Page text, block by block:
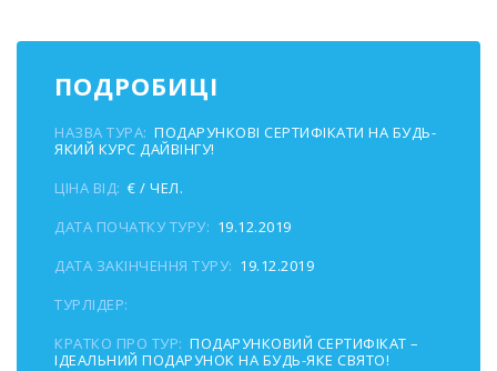
ПОДРОБИЦІ
НАЗВА ТУРА: ПОДАРУНКОВІ СЕРТИФІКАТИ НА БУДЬ-
ЯКИЙ КУРС ДАЙВІНГУ!
ЦІНА ВІД: € / ЧЕЛ.
ДАТА ПОЧАТКУ ТУРУ: 19.12.2019
ДАТА ЗАКІНЧЕННЯ ТУРУ: 19.12.2019
ТУРЛІДЕР:
КРАТКО ПРО ТУР: ПОДАРУНКОВИЙ СЕРТИФІКАТ –
ІДЕАЛЬНИЙ ПОДАРУНОК НА БУДЬ-ЯКЕ СВЯТО!